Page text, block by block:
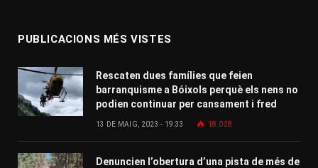
PUBLICACIONS MÉS VISTES
Rescaten dues famílies que feien
barranquisme a Bóixols perquè els nens no
podien continuar per cansament i fred
13 DE MAIG, 2023 - 19:33 18.028
Denuncien l’obertura d’una pista de més de